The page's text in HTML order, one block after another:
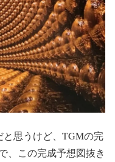
と思うけど、TGMの完
、この完成予想図抜き